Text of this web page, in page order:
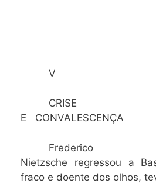
V
CRISE
E CONVALESCENÇA
Frederico
Nietzsche regressou a
fraco e doente dos olhos,